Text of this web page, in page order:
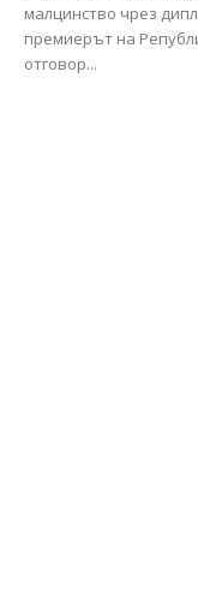
малцинство чрез
премиерът на
отговор...